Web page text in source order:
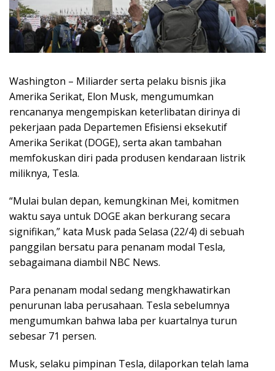
Washington – Miliarder serta pelaku bisnis jika
Amerika Serikat, Elon Musk, mengumumkan
rencananya mengempiskan keterlibatan dirinya di
pekerjaan pada Departemen Efisiensi eksekutif
Amerika Serikat (DOGE), serta akan tambahan
memfokuskan diri pada produsen kendaraan listrik
miliknya, Tesla.
“Mulai bulan depan, kemungkinan Mei, komitmen
waktu saya untuk DOGE akan berkurang secara
signifikan,” kata Musk pada Selasa (22/4) di sebuah
panggilan bersatu para penanam modal Tesla,
sebagaimana diambil NBC News.
Para penanam modal sedang mengkhawatirkan
penurunan laba perusahaan. Tesla sebelumnya
mengumumkan bahwa laba per kuartalnya turun
sebesar 71 persen.
Musk, selaku pimpinan Tesla, dilaporkan telah lama